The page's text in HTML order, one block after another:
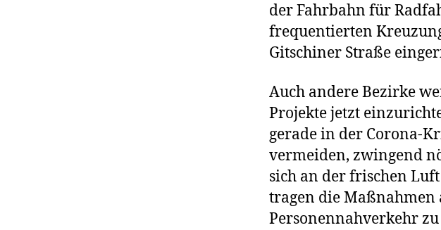
der Fahrbahn für
frequentierten
Gitschiner Straße
Auch andere Bezirke
Projekte jetzt
gerade in der Corona-
vermeiden, zwingend
sich an der frischen
tragen die Maßnahmen
Personennahverkehr